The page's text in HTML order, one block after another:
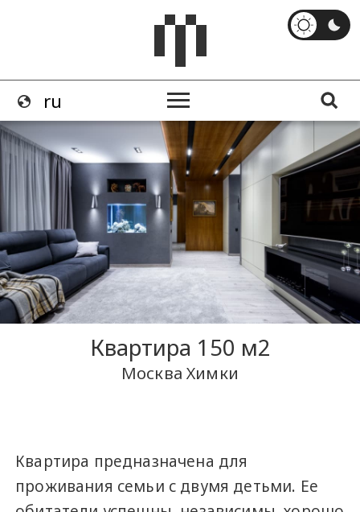
Квартира 150 м2
Москва Химки
Квартира предназначена для
проживания семьи с двумя детьми. Ее